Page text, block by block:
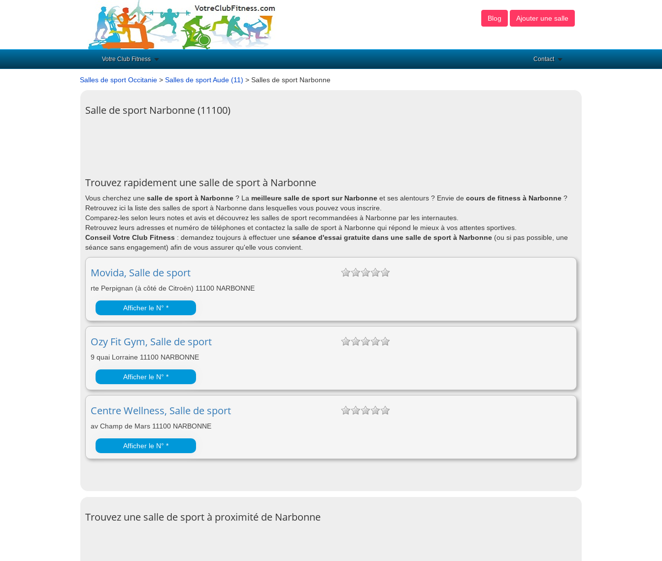
Blog Ajouter une salle
Votre Club Fitness Contact
Salles de sport Occitanie > Salles de sport Aude (11) > Salles de sport Narbonne
Salle de sport Narbonne (11100)
Trouvez rapidement une salle de sport à Narbonne
Vous cherchez une salle de sport à Narbonne ? La meilleure salle de sport sur Narbonne et ses alentours ? Envie de cours de fitness à Narbonne ?
Retrouvez ici la liste des salles de sport à Narbonne dans lesquelles vous pouvez vous inscrire.
Comparez-les selon leurs notes et avis et découvrez les salles de sport recommandées à Narbonne par les internautes.
Retrouvez leurs adresses et numéro de téléphones et contactez la salle de sport à Narbonne qui répond le mieux à vos attentes sportives.
Conseil Votre Club Fitness : demandez toujours à effectuer une séance d'essai gratuite dans une salle de sport à Narbonne (ou si pas possible, une
séance sans engagement) afin de vous assurer qu'elle vous convient.
Movida, Salle de sport
rte Perpignan (à côté de Citroën) 11100 NARBONNE
Afficher le N° *
Ozy Fit Gym, Salle de sport
9 quai Lorraine 11100 NARBONNE
Afficher le N° *
Centre Wellness, Salle de sport
av Champ de Mars 11100 NARBONNE
Afficher le N° *
Trouvez une salle de sport à proximité de Narbonne